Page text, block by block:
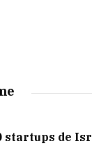
startups de